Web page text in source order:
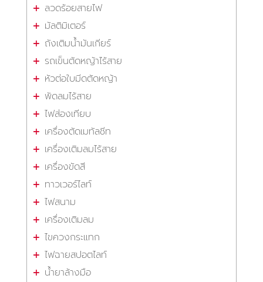
ลวดร้อยสายไฟ
มัลติมิเตอร์
ถังเติมน้ำมันเกียร์
รถเข็นตัดหญ้าไร้สาย
หัวต่อใบมีดตัดหญ้า
พัดลมไร้สาย
ไฟส่องเทียบ
เครื่องตัดเมทัลชีท
เครื่องเติมลมไร้สาย
เครื่องขัดสี
ทาวเวอร์ไลท์
ไฟสนาม
เครื่องเติมลม
ไขควงกระแทก
ไฟฉายสปอตไลท์
น้ำยาล้างมือ